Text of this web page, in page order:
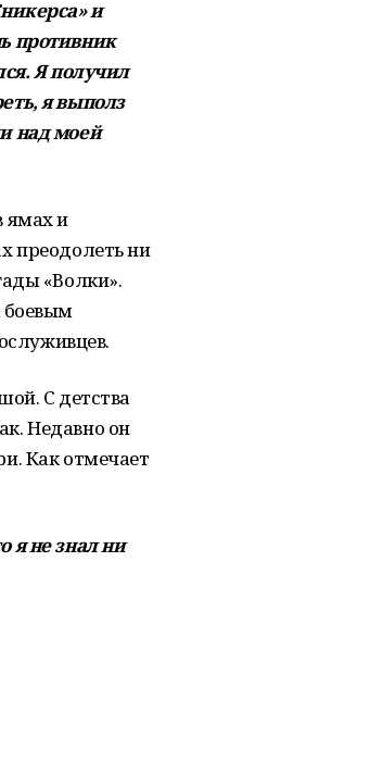
и
противник
Я получил
я выполз
над моей
ямах и
преодолеть ни
«Волки».
боевым
С детства
Недавно он
Как отмечает
я не знал ни